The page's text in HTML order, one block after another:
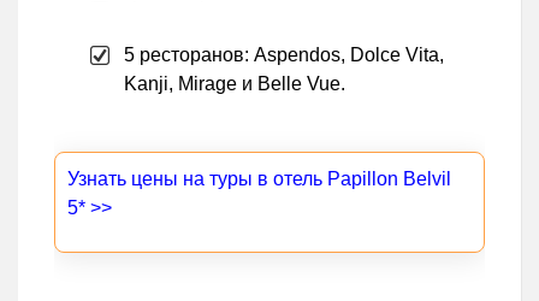
5 ресторанов: Aspendos, Dolce Vita,
Kanji, Mirage и Belle Vue.
Узнать цены на туры в отель Papillon Belvil
5* >>